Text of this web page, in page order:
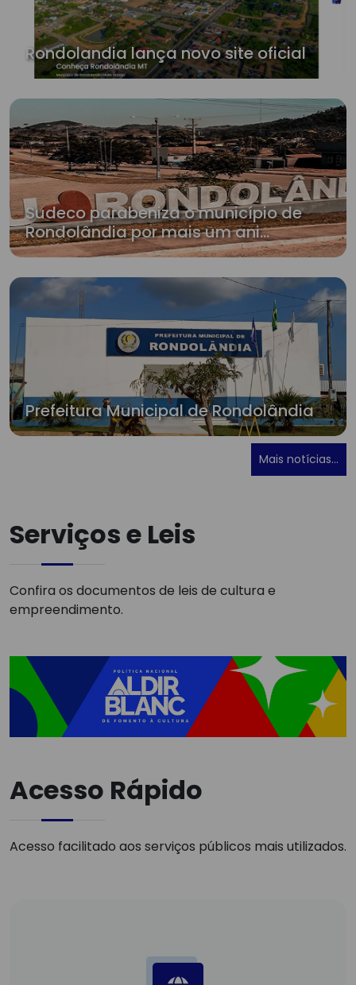
Rondolandia lança novo site oficial
Sudeco parabeniza o município de
Rondolândia por mais um ani...
Prefeitura Municipal de Rondolândia
Mais notícias...
Serviços e Leis
Confira os documentos de leis de cultura e
empreendimento.
Acesso Rápido
Acesso facilitado aos serviços públicos mais utilizados.